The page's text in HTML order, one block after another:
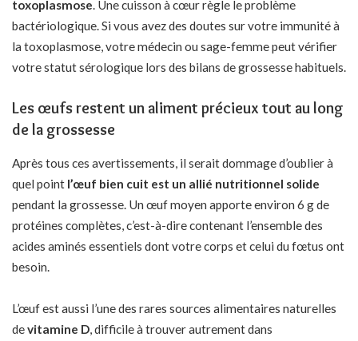
toxoplasmose. Une cuisson à cœur règle le problème
bactériologique. Si vous avez des doutes sur votre immunité à
la toxoplasmose, votre médecin ou sage-femme peut vérifier
votre statut sérologique lors des bilans de grossesse habituels.
Les œufs restent un aliment précieux tout au long
de la grossesse
Après tous ces avertissements, il serait dommage d’oublier à
quel point l’œuf bien cuit est un allié nutritionnel solide
pendant la grossesse. Un œuf moyen apporte environ 6 g de
protéines complètes, c’est-à-dire contenant l’ensemble des
acides aminés essentiels dont votre corps et celui du fœtus ont
besoin.
L’œuf est aussi l’une des rares sources alimentaires naturelles
devitamine D, difficile à trouver autrement dans